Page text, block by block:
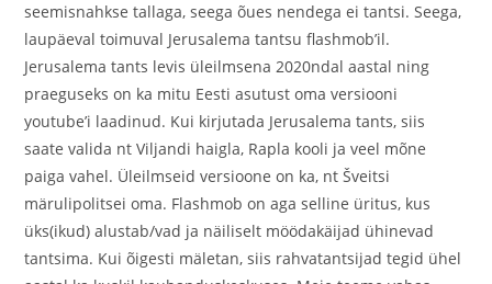
seemisnahkse tallaga, seega õues nendega ei tantsi. Seega,
laupäeval toimuval Jerusalema tantsu flashmob’il.
Jerusalema tants levis üleilmsena 2020ndal aastal ning
praeguseks on ka mitu Eesti asutust oma versiooni
youtube’i laadinud. Kui kirjutada Jerusalema tants, siis
saate valida nt Viljandi haigla, Rapla kooli ja veel mõne
paiga vahel. Üleilmseid versioone on ka, nt Šveitsi
märulipolitsei oma. Flashmob on aga selline üritus, kus
üks(ikud) alustab/vad ja näiliselt möödakäijad ühinevad
tantsima. Kui õigesti mäletan, siis rahvatantsijad tegid ühel